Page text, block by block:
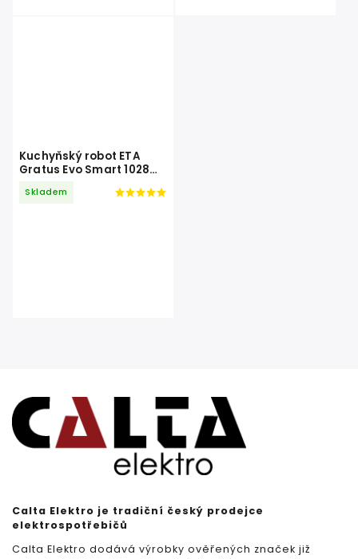
Kuchyňský robot ETA
Gratus Evo Smart 1028
Skladem
Calta Elektro je tradiční český prodejce
elektrospotřebičů
Calta Elektro dodává výrobky ověřených značek již